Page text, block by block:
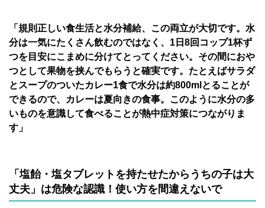
「規則正しい食生活と水分補給、この両立が大切です。水
分は一気にたくさん飲むのではなく、1日8回コップ1杯ず
つを目安にこまめに分けてとってください。その間におや
つとして果物を挟んでもらうと確実です。たとえばサラダ
とスープのついたカレー1食で水分は約800mlとることが
できるので、カレーは夏向きの食事。このように水分の多
いものを意識して食べることが熱中症対策につながりま
す」
「塩飴・塩タブレットを持たせたからうちの子は大
丈夫」は危険な認識！使い方を間違えないで